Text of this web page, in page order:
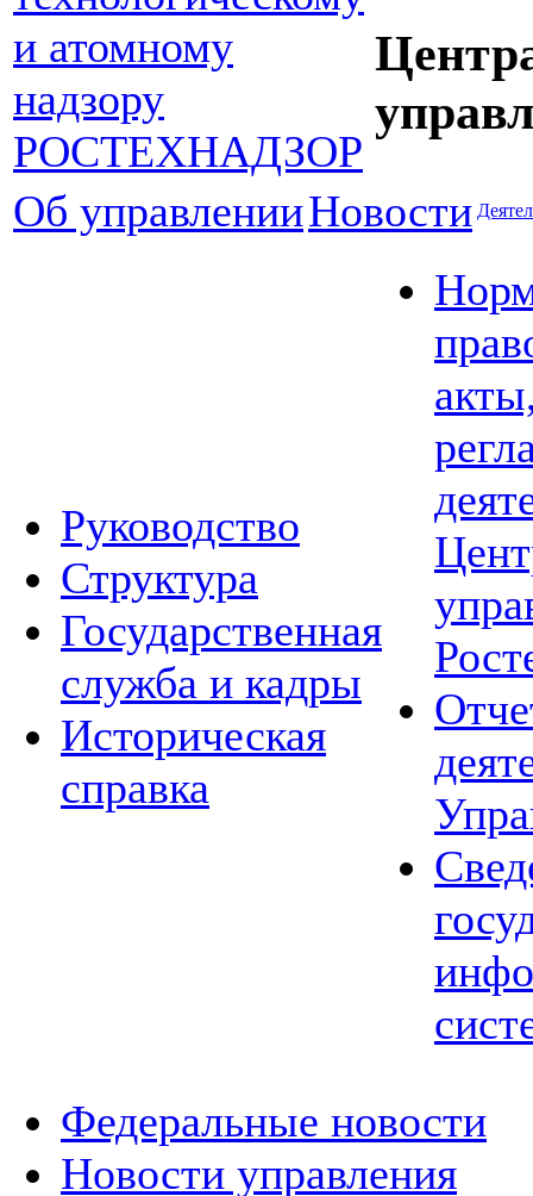
Об управленииНовости
Руководство
Структура
Государственная
служба и кадры
Историческая
справка
Федеральные новости
Новости управления